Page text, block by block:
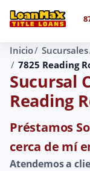
Inicio Sucursales
7825 Reading
Sucursal
Reading
Préstamos
cerca de mí
Atendemos a